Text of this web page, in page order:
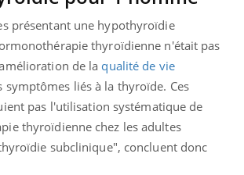
présentant une hypothyroïdie
thyroïdienne n'était pas
de la qualité de vie
symptômes liés à la thyroïde. Ces
pas l'utilisation systématique de
thyroïdienne chez les adultes
subclinique", concluent donc